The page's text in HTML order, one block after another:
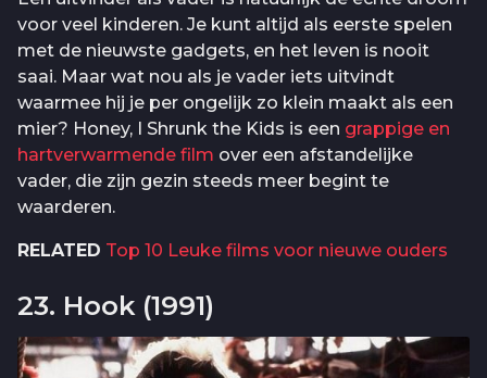
voor veel kinderen. Je kunt altijd als eerste spelen
met de nieuwste gadgets, en het leven is nooit
saai. Maar wat nou als je vader iets uitvindt
waarmee hij je per ongelijk zo klein maakt als een
mier? Honey, I Shrunk the Kids is een grappige en
hartverwarmende film over een afstandelijke
vader, die zijn gezin steeds meer begint te
waarderen.
RELATED Top 10 Leuke films voor nieuwe ouders
23. Hook (1991)